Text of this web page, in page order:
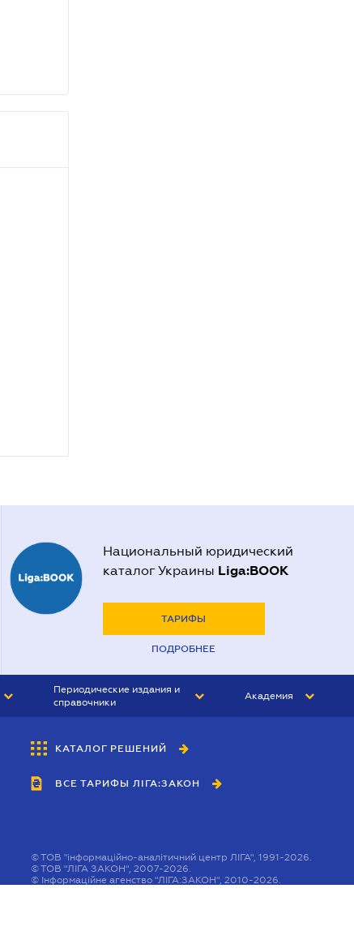
Национальный юридический
каталог Украины Liga:BOOK
ТАРИФЫ
ПОДРОБНЕЕ
Периодические издания и
справочники
БУХГАЛТЕР&ЗАКОН
ВЕСТНИК МСФО
Академия
КАТАЛОГ РЕШЕНИЙ
ВСЕ ТАРИФЫ ЛІГА:ЗАКОН
©ТОВ "інформаційно-аналітичний центр ЛІГА", 1991-2026.
©ТОВ "ЛІГА ЗАКОН", 2007-2026.
© Інформаційне агенство "ЛІГА:ЗАКОН", 2010-2026.